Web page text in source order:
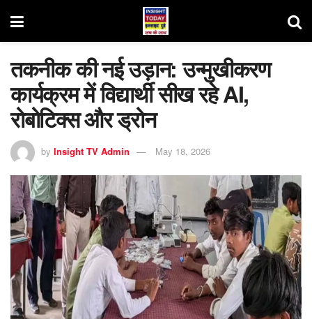
तकनीक की नई उड़ान: उन्मुखीकरण
कार्यक्रम में विद्यार्थी सीख रहे AI,
रोबोटिक्स और ड्रोन
by Insight TV Admin May 18, 2026